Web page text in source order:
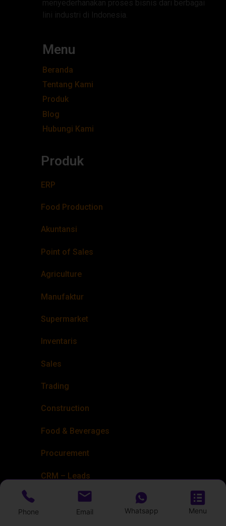
menyederhanakan proses bisnis dari berbagai
lini industri di Indonesia.
Menu
Beranda
Tentang Kami
Produk
Blog
Hubungi Kami
Produk
ERP
Food Production
Akuntansi
Point of Sales
Agriculture
Manufaktur
Supermarket
Inventaris
Sales
Trading
Construction
Food & Beverages
Procurement
CRM – Leads
Phone Email Whatsapp Menu